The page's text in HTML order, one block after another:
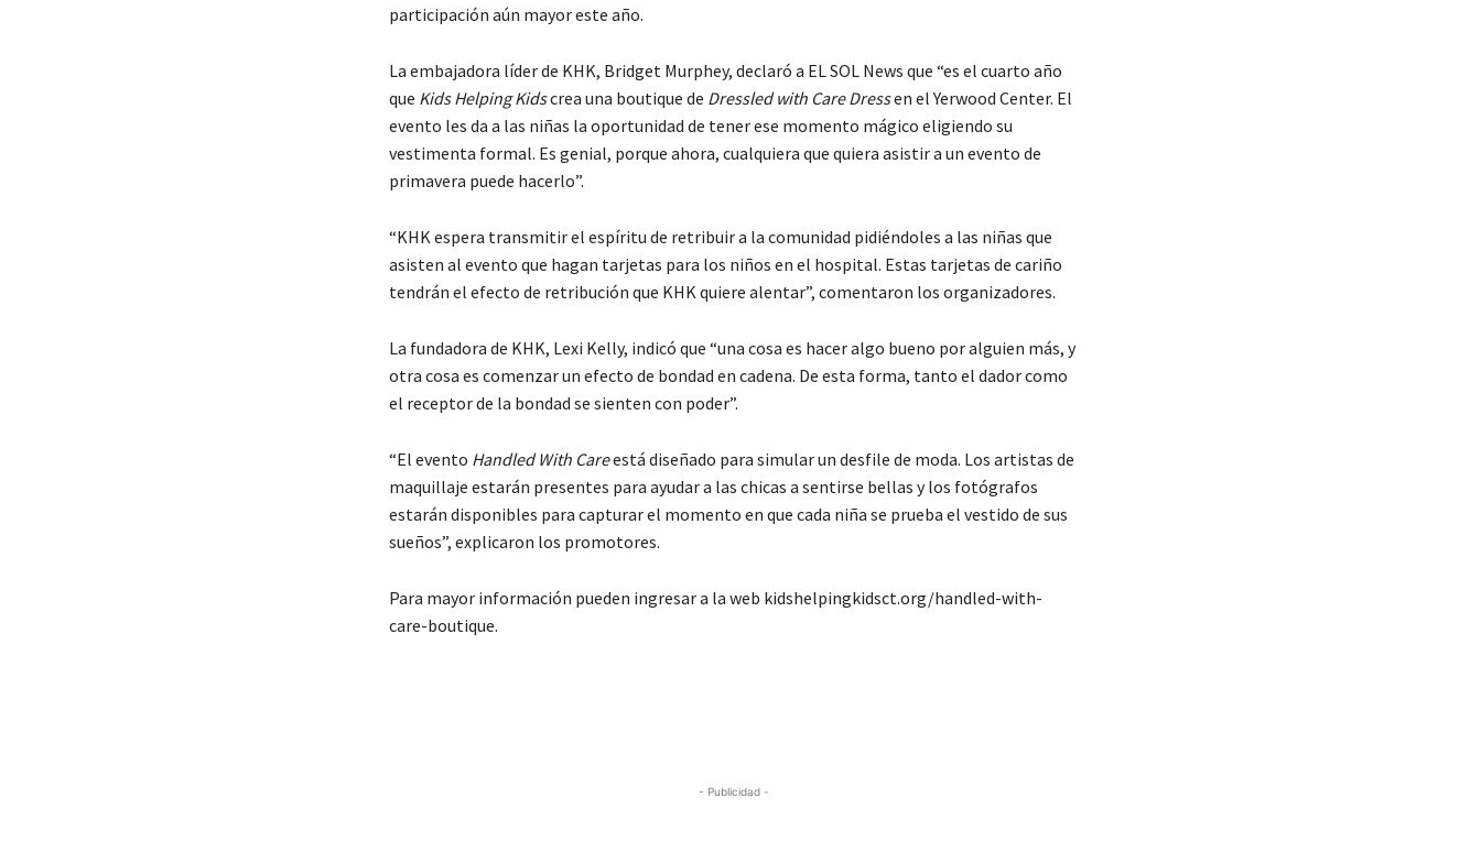
participación aún mayor este año.
La embajadora líder de KHK, Bridget Murphey, declaró a EL SOL News que “es el cuarto año
que Kids Helping Kidscrea una boutique de Dressled with Care Dressen el Yerwood Center. El
evento les da a las niñas la oportunidad de tener ese momento mágico eligiendo su
vestimenta formal. Es genial, porque ahora, cualquiera que quiera asistir a un evento de
primavera puede hacerlo”.
“KHK espera transmitir el espíritu de retribuir a la comunidad pidiéndoles a las niñas que
asisten al evento que hagan tarjetas para los niños en el hospital. Estas tarjetas de cariño
tendrán el efecto de retribución que KHK quiere alentar”, comentaron los organizadores.
La fundadora de KHK, Lexi Kelly, indicó que “una cosa es hacer algo bueno por alguien más, y
otra cosa es comenzar un efecto de bondad en cadena. De esta forma, tanto el dador como
el receptor de la bondad se sienten con poder”.
“El evento Handled With Careestá diseñado para simular un desfile de moda. Los artistas de
maquillaje estarán presentes para ayudar a las chicas a sentirse bellas y los fotógrafos
estarán disponibles para capturar el momento en que cada niña se prueba el vestido de sus
sueños”, explicaron los promotores.
Para mayor información pueden ingresar a la web kidshelpingkidsct.org/handled-with-
care-boutique.
- Publicidad -